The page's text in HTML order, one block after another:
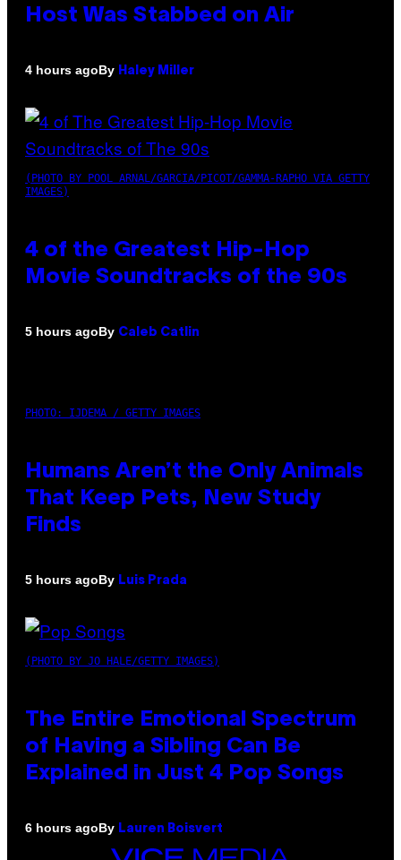
Host Was Stabbed on Air
4 hours agoBy Haley Miller
(PHOTO BY POOL ARNAL/GARCIA/PICOT/GAMMA-RAPHO VIA GETTY
IMAGES)
4 of the Greatest Hip-Hop
Movie Soundtracks of the 90s
5 hours agoBy Caleb Catlin
PHOTO: IJDEMA / GETTY IMAGES
Humans Aren’t the Only Animals
That Keep Pets, New Study
Finds
5 hours agoBy Luis Prada
(PHOTO BY JO HALE/GETTY IMAGES)
The Entire Emotional Spectrum
of Having a Sibling Can Be
Explained in Just 4 Pop Songs
6 hours agoBy Lauren Boisvert
VICE